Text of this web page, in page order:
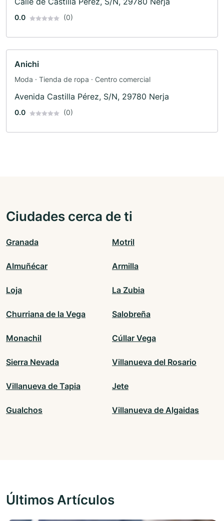
0.0 (0)
Anichi
Moda · Tienda de ropa · Centro comercial
Avenida Castilla Pérez, S/N, 29780 Nerja
0.0 (0)
Ciudades cerca de ti
Granada Motril
Almuñécar Armilla
Loja La Zubia
Churriana de la Vega Salobreña
Monachil Cúllar Vega
Sierra Nevada Villanueva del Rosario
Villanueva de Tapia Jete
Gualchos Villanueva de Algaidas
Últimos Artículos